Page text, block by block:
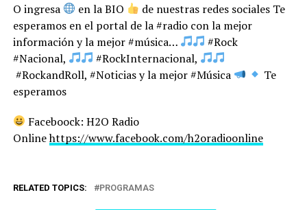
O ingresa
en la BIO
de nuestras redes sociales Te
esperamos en el portal de la #radio con la mejor
información y la mejor #música…
#Rock
#Nacional,
#RockInternacional,
#RockandRoll, #Noticias y la mejor #Música
Te
esperamos
Faceboock: H2O Radio
Onlinehttps://www.facebook.com/h2oradioonline
RELATED TOPICS: PROGRAMAS